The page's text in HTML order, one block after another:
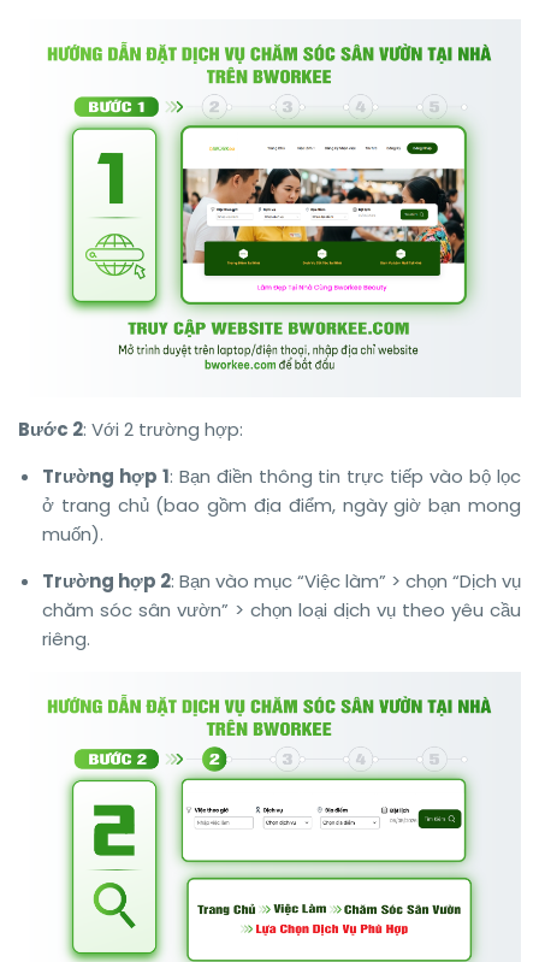
Bước 2: Với 2 trường hợp:
Trường hợp 1: Bạn điền thông tin trực tiếp vào bộ lọc
ở trang chủ (bao gồm địa điểm, ngày giờ bạn mong
muốn).
Trường hợp 2: Bạn vào mục “Việc làm” > chọn “Dịch vụ
chăm sóc sân vườn” > chọn loại dịch vụ theo yêu cầu
riêng.